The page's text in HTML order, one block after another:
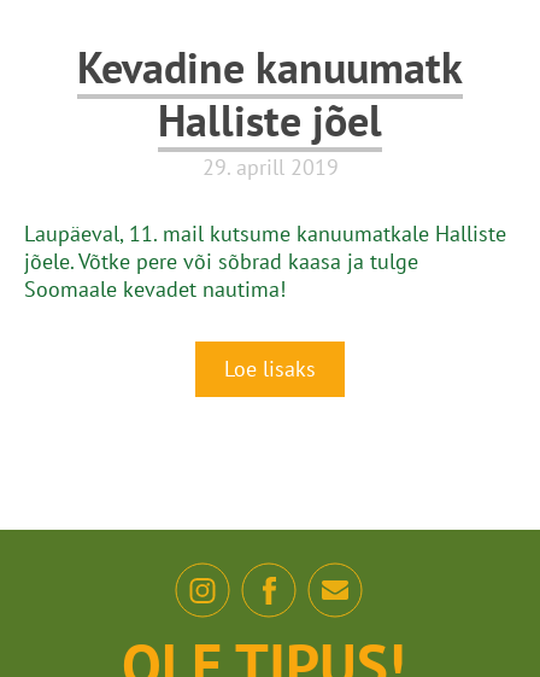
Kevadine kanuumatk
Halliste jõel
29. aprill 2019
Laupäeval, 11. mail kutsume kanuumatkale Halliste
jõele. Võtke pere või sõbrad kaasa ja tulge
Soomaale kevadet nautima!
Loe lisaks